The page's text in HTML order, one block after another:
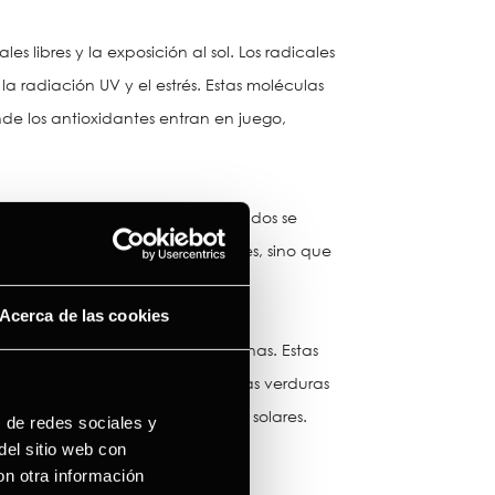
Acerca de las cookies
de redes sociales y
sitio web con
otra información
libres y la exposición al sol. Los radicales
UV y el estrés. Estas moléculas
los antioxidantes entran en juego,
Entre los más destacados se
solo combate los radicales libres, sino que
aparición de arrugas.
su alto contenido en antocianinas. Estas
Las espinacas y otras verduras
y protegida contra los daños solares.